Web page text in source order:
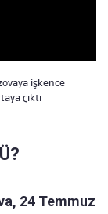
işkence
çıktı
24 Temmuz